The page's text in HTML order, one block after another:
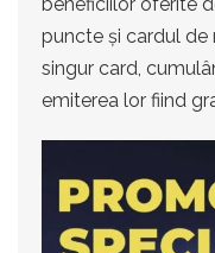
beneficiilor oferite
puncte și cardul de
singur card,
emiterea lor fiind